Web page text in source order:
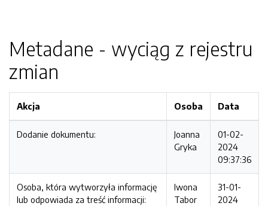
Metadane - wyciąg z rejestru
zmian
Akcja Osoba Data
Dodanie dokumentu:
Joanna
Gryka
01-02-
2024
09:37:36
Osoba, która wytworzyła informację
lub odpowiada za treść informacji:
Iwona
Tabor
31-01-
2024